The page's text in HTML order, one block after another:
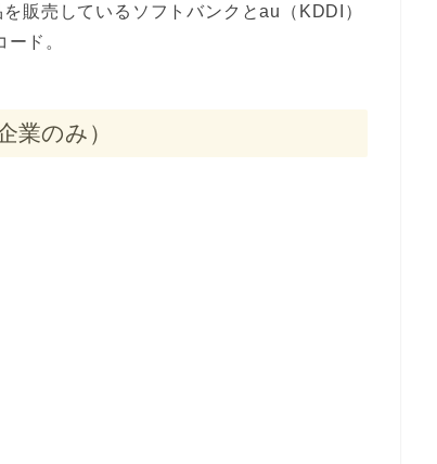
販売しているソフトバンクとau（KDDI）
ド。
業のみ）